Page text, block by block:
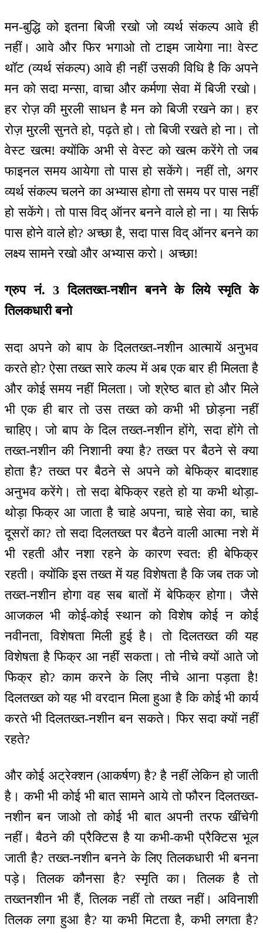
मन-बुद्धि को इतना बिजी रखो जो व्यर्थ संकल्प आवे ही
नहीं। आवे और फिर भगाओ तो टाइम जायेगा ना! वेस्ट
थॉट (व्यर्थ संकल्प) आवे ही नहीं उसकी विधि है कि अपने
मन को सदा मन्सा, वाचा और कर्मणा सेवा में बिजी रखो।
हर रोज़ की मुरली साधन है मन को बिजी रखने का। हर
रोज़ मुरली सुनते हो, पढ़ते हो। तो बिजी रखते हो ना। तो
वेस्ट खत्म! क्योंकि अभी से वेस्ट को खत्म करेंगे तो जब
फाइनल समय आयेगा तो पास हो सकेंगे। नहीं तो, अगर
व्यर्थ संकल्प चलने का अभ्यास होगा तो समय पर पास नहीं
हो सकेंगे। तो पास विद् ऑनर बनने वाले हो ना। या सिर्फ
पास होने वाले हो? अच्छा है, सदा पास विद् ऑनर बनने का
लक्ष्य सामने रखो और अभ्यास करो। अच्छा!
ग्रुप नं. 3 दिलतख्त-नशीन बनने के लिये स्मृति के
तिलकधारी बनो
सदा अपने को बाप के दिलतख्त-नशीन आत्मायें अनुभव
करते हो? ऐसा तख्त सारे कल्प में अब एक बार ही मिलता है
और कोई समय नहीं मिलता। जो श्रेष्ठ बात हो और मिले
भी एक ही बार तो उस तख्त को कभी भी छोड़ना नहीं
चाहिए। जो बाप के दिल तख्त-नशीन होंगे, सदा होंगे तो
तख्त-नशीन की निशानी क्या है? तख्त पर बैठने से क्या
होता है? तख्त पर बैठने से अपने को बेफिक्र बादशाह
अनुभव करेंगे। तो सदा बेफिक्र रहते हो या कभी थोड़ा-
थोड़ा फिक्र आ जाता है चाहे अपना, चाहे सेवा का, चाहे
दूसरों का? तो सदा दिलतख्त पर बैठने वाली आत्मा नशे में
भी रहती और नशा रहने के कारण स्वत: ही बेफिक्र
रहती। क्योंकि इस तख्त में यह विशेषता है कि जब तक जो
तख्त-नशीन होगा वह सब बातों में बेफिक्र होगा। जैसे
आजकल भी कोई-कोई स्थान को विशेष कोई न कोई
नवीनता, विशेषता मिली हुई है। तो दिलतख्त की यह
विशेषता है फिक्र आ नहीं सकता। तो नीचे क्यों आते जो
फिक्र हो? काम करने के लिए नीचे आना पड़ता है!
दिलतख्त को यह भी वरदान मिला हुआ है कि कोई भी कार्य
करते भी दिलतख्त-नशीन बन सकते। फिर सदा क्यों नहीं
रहते?
और कोई अट्रेक्शन (आकर्षण) है? है नहीं लेकिन हो जाती
है। कभी भी कोई भी बात सामने आये तो फौरन दिलतख्त-
नशीन बन जाओ तो कोई भी बात अपनी तरफ खींचेगी
नहीं। बैठने की प्रैक्टिस है या कभी-कभी प्रैक्टिस भूल
जाती है? तख्त-नशीन बनने के लिए तिलकधारी भी बनना
पड़े। तिलक कौनसा है? स्मृति का। तिलक है तो
तख्तनशीन भी हैं, तिलक नहीं तो तख्त नहीं। अविनाशी
तिलक लगा हुआ है? या कभी मिटता है, कभी लगता है?